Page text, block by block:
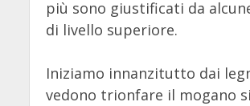
più sono giustificati da
di livello superiore.
Iniziamo innanzitutto dai
vedono trionfare il mogano